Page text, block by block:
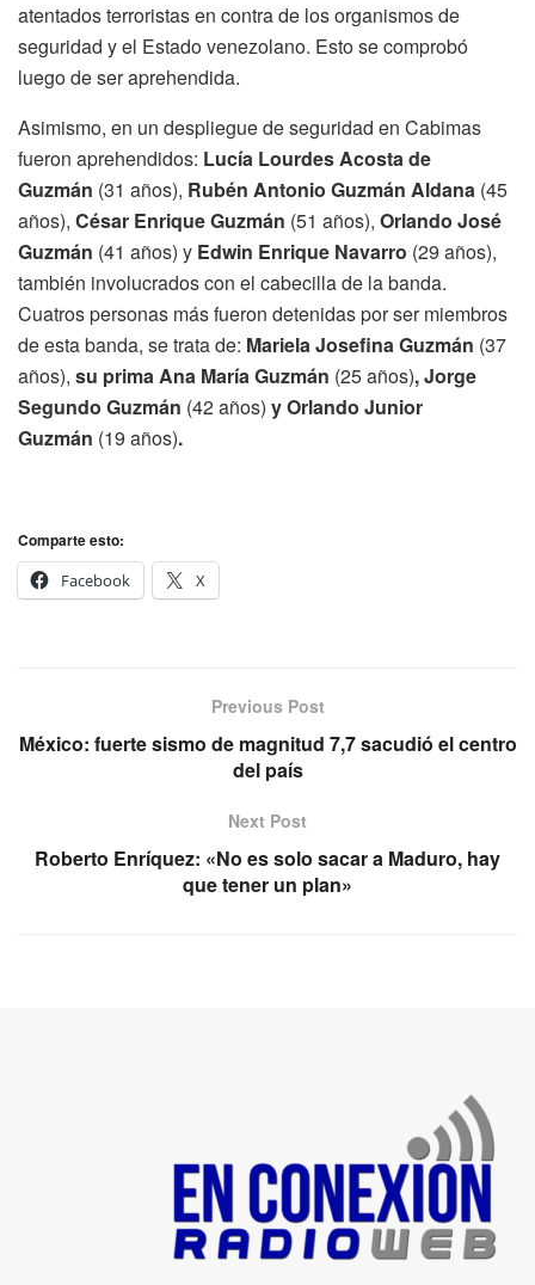
atentados terroristas en contra de los organismos de
seguridad y el Estado venezolano. Esto se comprobó
luego de ser aprehendida.
Asimismo, en un despliegue de seguridad en Cabimas
fueron aprehendidos: Lucía Lourdes Acosta de
Guzmán (31 años), Rubén Antonio Guzmán Aldana (45
años), César Enrique Guzmán (51 años), Orlando José
Guzmán (41 años) y Edwin Enrique Navarro (29 años),
también involucrados con el cabecilla de la banda.
Cuatros personas más fueron detenidas por ser miembros
de esta banda, se trata de: Mariela Josefina Guzmán (37
años), su prima Ana María Guzmán (25 años), Jorge
Segundo Guzmán (42 años) y Orlando Junior
Guzmán (19 años).
Comparte esto:
Facebook
X
Previous Post
México: fuerte sismo de magnitud 7,7 sacudió el centro
del país
Next Post
Roberto Enríquez: «No es solo sacar a Maduro, hay
que tener un plan»